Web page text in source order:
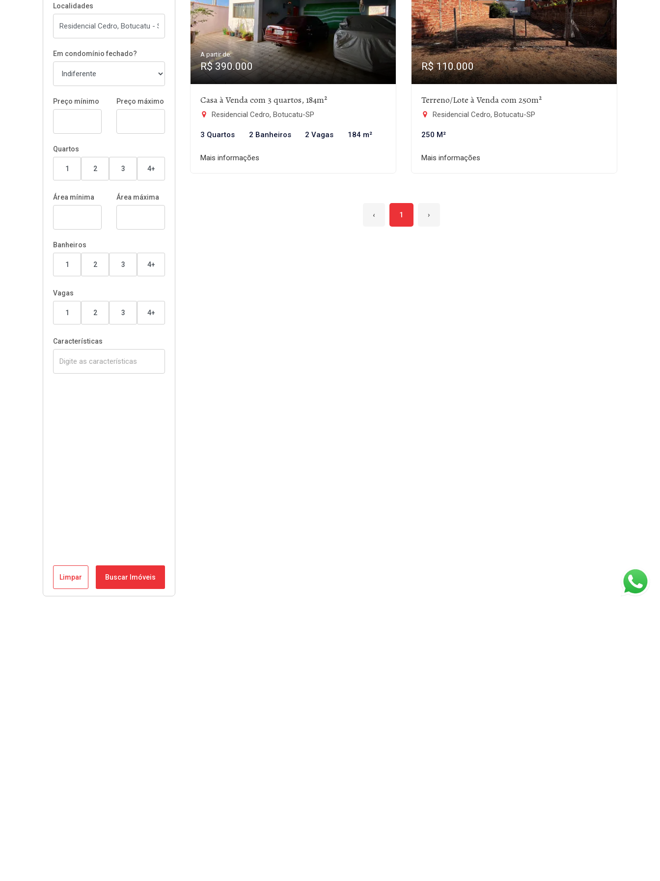
Localidades
Em condomínio fechado?
Preço mínimo Preço máximo
Quartos
1 2 3 4+
Área mínima Área máxima
Banheiros
1 2 3 4+
Vagas
1 2 3 4+
Características
Limpar Buscar Imóveis
A partir de:
R$ 390.000
Casa à Venda com 3 quartos, 184m²
Residencial Cedro, Botucatu-SP
3 Quartos 2 Banheiros 2 Vagas 184 m²
Mais informações
R$ 110.000
Terreno/Lote à Venda com 250m²
Residencial Cedro, Botucatu-SP
250 M²
Mais informações
‹ 1 ›